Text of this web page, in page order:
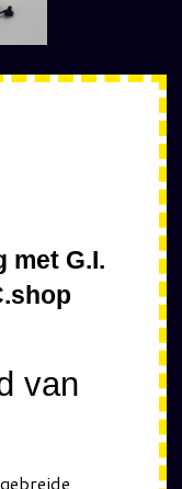
met G.I.
van